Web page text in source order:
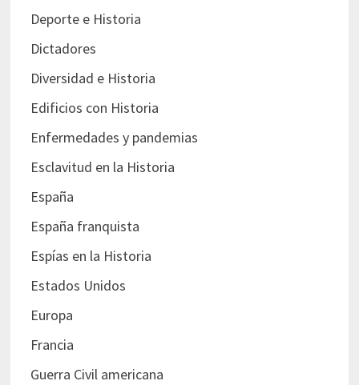
Deporte e Historia
Dictadores
Diversidad e Historia
Edificios con Historia
Enfermedades y pandemias
Esclavitud en la Historia
España
España franquista
Espías en la Historia
Estados Unidos
Europa
Francia
Guerra Civil americana